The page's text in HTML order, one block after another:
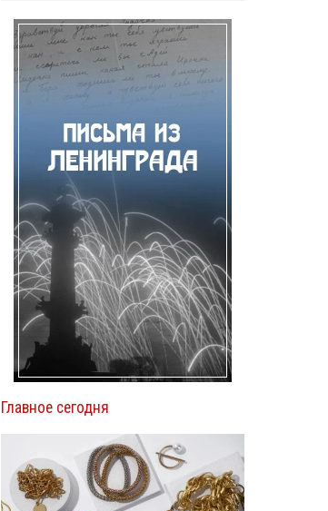
Главное сегодня